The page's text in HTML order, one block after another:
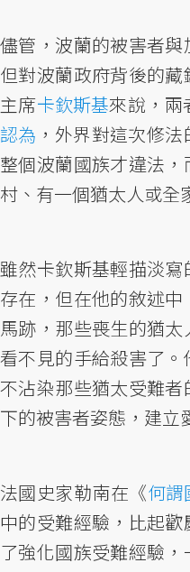
儘管，波蘭的被害者與
但對波蘭政府背後的
主席卡欽斯基來說，兩
認為 ，外界對這次修
整個波蘭國族才違法
村、有一個猶太人或全
雖然卡欽斯基輕描淡
存在，但在他的敘述
馬跡，那些喪生的猶
看不見的手給殺害了
不沾染那些猶太受難
下的被害者姿態，建立
法國史家勒南在《何謂
中的受難經驗，比起
了強化國族受難經驗